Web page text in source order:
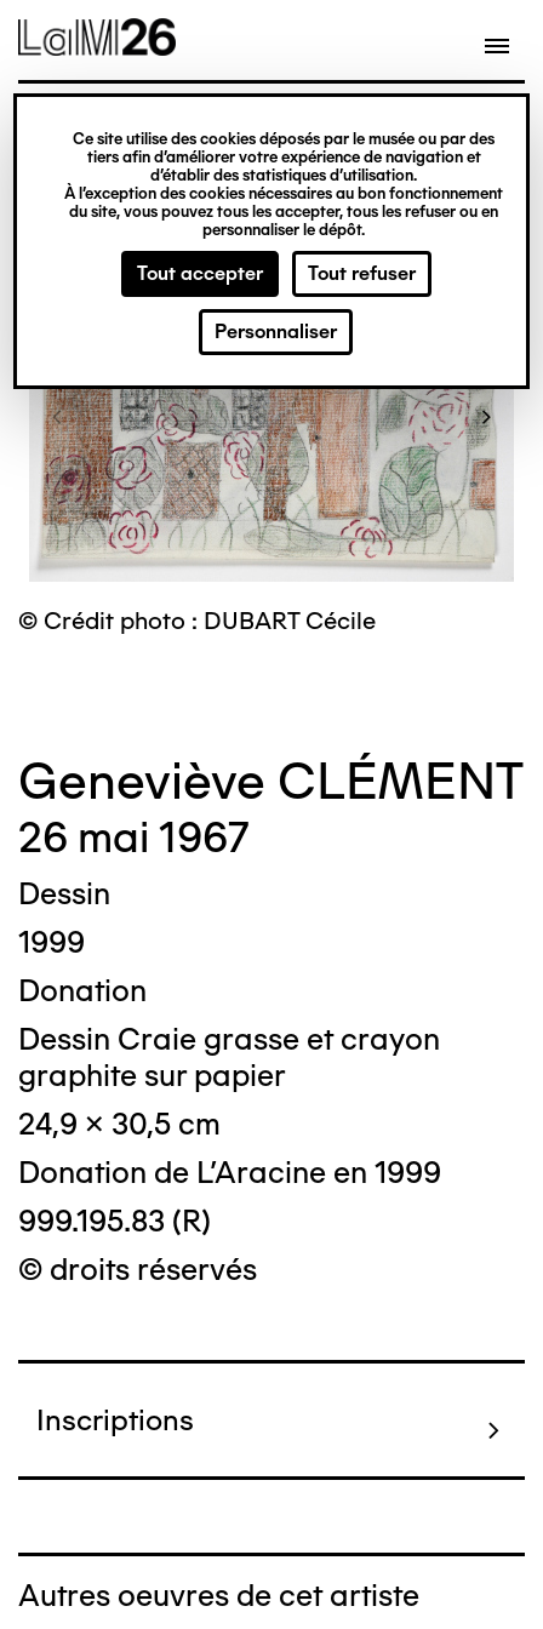
Gestion des cookies
Ce site utilise des cookies déposés par le musée ou par des
tiers afin d’améliorer votre expérience de navigation et
d’établir des statistiques d’utilisation.
À l’exception des cookies nécessaires au bon fonctionnement
du site, vous pouvez tous les accepter, tous les refuser ou en
personnaliser le dépôt.
Tout accepter Tout refuser
Personnaliser
contenu
© Crédit photo : DUBART Cécile
Geneviève CLÉMENT
26 mai 1967
Dessin
1999
Donation
Dessin Craie grasse et crayon
graphite sur papier
24,9 x 30,5 cm
Donation de L'Aracine en 1999
999.195.83 (R)
© droits réservés
Inscriptions
Autres oeuvres de cet artiste